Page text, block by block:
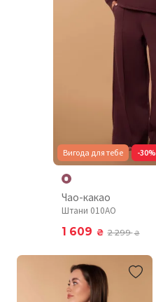
Вигода для тебе -30%
Чао-какао
Штани 010AO
1 609 ₴ 2 299₴